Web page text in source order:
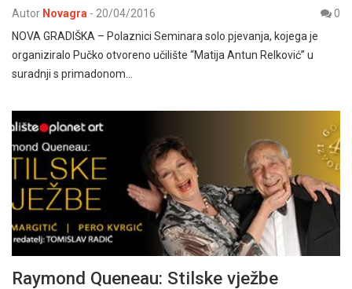
Autor Novagra - 20/04/2016
0
NOVA GRADIŠKA – Polaznici Seminara solo pjevanja, kojega je
organiziralo Pučko otvoreno učilište “Matija Antun Relković” u
suradnji s primadonom…
Raymond Queneau: Stilske vježbe